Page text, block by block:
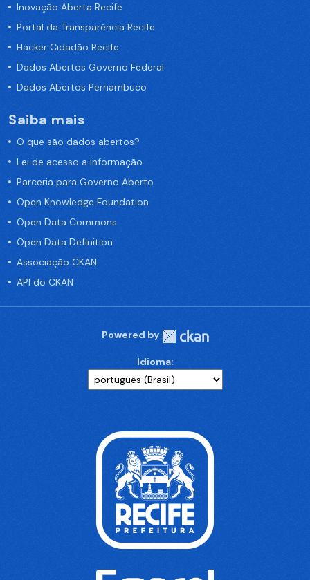
Inovação Aberta Recife
Portal da Transparência Recife
Hacker Cidadão Recife
Dados Abertos Governo Federal
Dados Abertos Pernambuco
Saiba mais
O que são dados abertos?
Lei de acesso a informação
Parceria para Governo Aberto
Open Knowledge Foundation
Open Data Commons
Open Data Definition
Associação CKAN
API do CKAN
Powered by
Idioma